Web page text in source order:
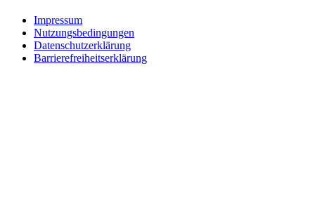
Impressum
Nutzungsbedingungen
Datenschutzerklärung
Barrierefreiheitserklärung